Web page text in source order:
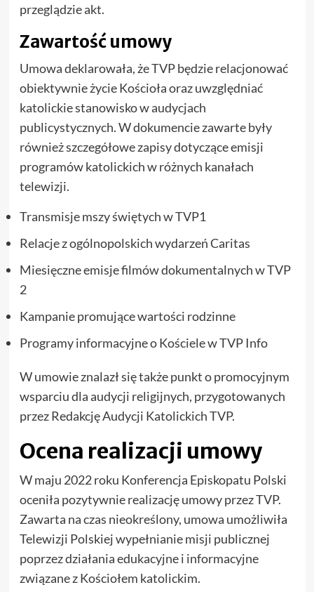
przeglądzie akt.
Zawartość umowy
Umowa deklarowała, że TVP będzie relacjonować
obiektywnie życie Kościoła oraz uwzględniać
katolickie stanowisko w audycjach
publicystycznych. W dokumencie zawarte były
również szczegółowe zapisy dotyczące emisji
programów katolickich w różnych kanałach
telewizji.
Transmisje mszy świętych w TVP1
Relacje z ogólnopolskich wydarzeń Caritas
Miesięczne emisje filmów dokumentalnych w TVP
2
Kampanie promujące wartości rodzinne
Programy informacyjne o Kościele w TVP Info
W umowie znalazł się także punkt o promocyjnym
wsparciu dla audycji religijnych, przygotowanych
przez Redakcję Audycji Katolickich TVP.
Ocena realizacji umowy
W maju 2022 roku Konferencja Episkopatu Polski
oceniła pozytywnie realizację umowy przez TVP.
Zawarta na czas nieokreślony, umowa umożliwiła
Telewizji Polskiej wypełnianie misji publicznej
poprzez działania edukacyjne i informacyjne
związane z Kościołem katolickim.